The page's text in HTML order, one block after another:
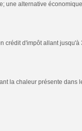
une alternative
crédit d'impôt allant jusqu'à
la chaleur présente dans